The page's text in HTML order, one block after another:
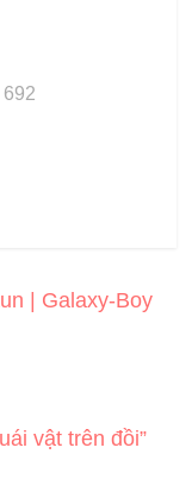
692
| Galaxy-Boy
vật trên đồi”